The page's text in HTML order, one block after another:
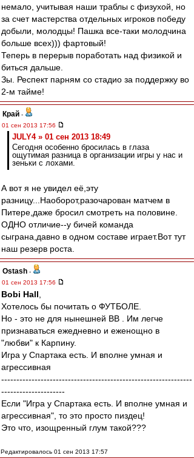
немало, учитывая наши траблы с физухой, но
за счет мастерства отдельных игроков победу
добыли, молодцы! Пашка все-таки молодчина
больше всех))) фартовый!
Теперь в перерыв поработать над физикой и
биться дальше.
Зы. Респект парням со стадио за поддержку во
2-м тайме!
Край -
01 сен 2013 17:56
JULY4 » 01 сен 2013 18:49
Сегодня особенно бросилась в глаза
ощутимая разница в организации игры у нас и
зеньки с лохами.
А вот я не увидел её,эту
разницу...Наоборот,разочарован матчем в
Питере,даже бросил смотреть на половине.
ОДНО отличие--у бичей команда
сыграна,давно в одном составе играет.Вот тут
наш резерв роста.
Ostash -
01 сен 2013 17:56
Bobi Hall
Хотелось бы почитать о ФУТБОЛЕ.
Но - это не для нынешней ВВ . Им легче
признаваться ежедневно и еженощно в
"любви" к Карпину.
Игра у Спартака есть. И вполне умная и
агрессивная
---------------------------------------------------------------
---------------------
Если "Игра у Спартака есть. И вполне умная и
агрессивная", то это просто пиздец!
Это что, изощренный глум такой???
Редактировалось 01 сен 2013 17:57